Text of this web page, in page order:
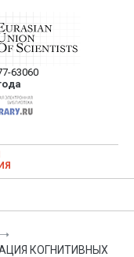
—
статей в
журнале
63060
научных статей в
КОГНИТИВНЫХ